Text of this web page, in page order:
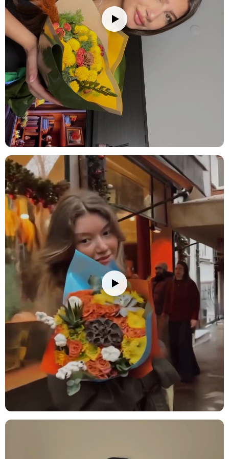
Doğum Günü:Sevdiklerinize doğum günü hediyesi olarak
sunabileceğiniz şık ve anlamlı bir seçenek. Renkli ve gösterişli
yapısıyla doğum günü atmosferine zarif bir dokunuş ekler.
Öğretmenler Günü:Öğretmeniniz için anlamlı ve zarif bir hediye
seçeneği. Aranjman, öğretmenlerinize olan minnettarlığınızı ifade
Mezuniyet Kutlaması:Mezuniyetini kutlayan sevdiklerinize anlamlı
bir hediye. Protea enginar çiçeği, başarıyı simgeleyen bir çiçek
olarak bu özel gün için harika bir seçenek sunar.
Hoş Geldin Bebek Kutlaması:Yeni doğan bir bebeği kutlamak için
harika bir seçenek. Ponsetya çiçekleri ve kırmızı kurdele, bebek için
anlamlı bir kutlama hediyesi olur.
Ürün İçeriği
Ponsetya:Renkli yaprakları ve gösterişli görünümüyle aranjmana
canlılık katarken, aynı zamanda şıklığı ve zarafeti simgeler.
Ponsetya, sevgi ve takdirin simgesidir.
Protea Enginar Çiçeği:
Kendine has yapısı ve büyüleyici rengiyle,
aranjmanı öne çıkaran gösterişli bir çiçektir. Güçlü bir duruşu olan
Protea, her ortamda dikkatleri üzerine çeker.
Ball Flower (Kuru Bitki):
Aranjmanın doğal ve modern dokusunu
zenginleştirir. Ball Flower, özellikle nostaljik ve sofistike bir hava
katmak için harika bir seçimdir.
Kullanım Alanları ve Öneriler
Şık çiçek aranjmanı, çeşitli mekanlarda zarif bir dekorasyon ögesi
ve anlamlı bir hediye alternatifi sunar. Farklı kullanım alanları ve
öneriler:
Ev Dekorasyonu:
Bu aranjman, oturma odası, yemek odası veya
giriş alanında harika bir dekorasyon ögesi olarak kullanılabilir.
Renkli ve modern yapısıyla her ortamda şıklık yaratır.
Ofis Dekorasyonu:Ofis ortamlarında şık bir dokunuş oluşturur.
Masalarda veya ofis alanlarında kullanıldığında, profesyonel bir
atmosfer yaratır.
Yoga Stüdyosu Tasarımı:Yoga ve meditasyon stüdyolarında
sakinleştirici ve huzur verici bir atmosfer oluşturur. Aranjmanın
doğal ve renkli yapısı, zihin ve bedeni rahatlatmaya yardımcı olur.
Düğün / Nişan:
Düğün veya nişan gibi özel etkinliklerde, masaları
süslemek için ideal bir seçenek. Zarif ve gösterişli yapısı ile
şıklığınızı artırır.
Yeni bir eve taşınan sevdiklerinize hoş geldin
demek için mükemmel bir hediye. Evin her köşesinde uyum
sağlayacak şekilde tasarlanmıştır.
Otel / İş Yeri Dekorasyonu:
Yeni bir işe başlama veya terfi kutlaması için anlamlı